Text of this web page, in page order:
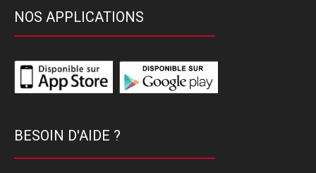
NOS APPLICATIONS
BESOIN D'AIDE ?